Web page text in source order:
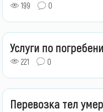
199 0
Услуги по
221 0
Перевозка тел